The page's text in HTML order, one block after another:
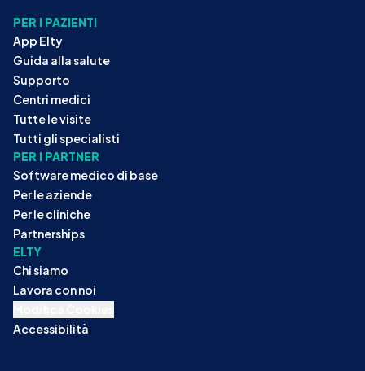
PER I PAZIENTI
App Elty
Guida alla salute
Supporto
Centri medici
Tutte le visite
Tutti gli specialisti
PER I PARTNER
Software medico di base
Per le aziende
Per le cliniche
Partnerships
ELTY
Chi siamo
Lavora con noi
Accessibilità